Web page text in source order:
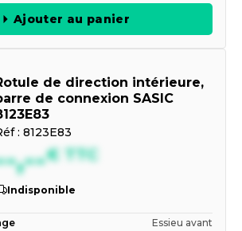
Ajouter au panier
de direction intérieure,
de connexion SASIC
: 8123E83
,--€ TTC
Indisponible
Essieu avant